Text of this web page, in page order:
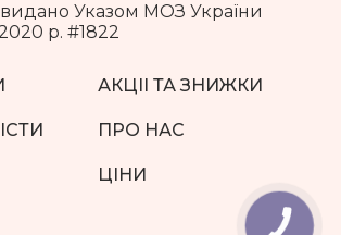
видано Указом МОЗ України
р. #1822
АКЦII ТА ЗНИЖКИ
ПРО НАС
ЦIНИ
КНОПКА
ЗВ'ЯЗКУ